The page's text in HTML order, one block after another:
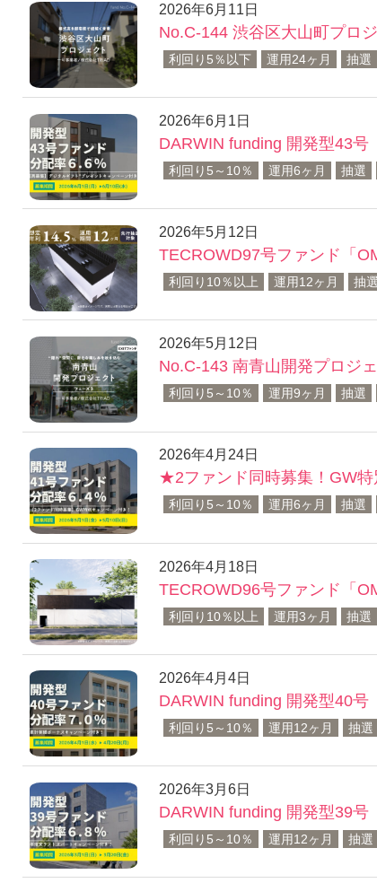
2026年6月11日
No.C-144 渋谷区大山町プロ
利回り5％以下 運用24ヶ月 抽選
2026年6月1日
DARWIN funding 開発型43号
利回り5～10％ 運用6ヶ月 抽選
2026年5月12日
TECROWD97号ファンド「
利回り10％以上 運用12ヶ月 抽選
2026年5月12日
No.C-143 南青山開発プロジ
利回り5～10％ 運用9ヶ月 抽選
2026年4月24日
★2ファンド同時募集！GW
利回り5～10％ 運用6ヶ月 抽選
2026年4月18日
TECROWD96号ファンド「
利回り10％以上 運用3ヶ月 抽選
2026年4月4日
DARWIN funding 開発型40号
利回り5～10％ 運用12ヶ月 抽選
2026年3月6日
DARWIN funding 開発型39号
利回り5～10％ 運用12ヶ月 抽選